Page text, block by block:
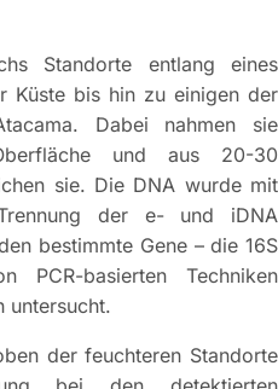
Standorte entlang eines
Küste bis hin zu einigen der
Dabei nahmen sie
und aus 20-30
sie. Die DNA wurde mit
der e- und iDNA
bestimmte Gene – die 16S
basierten Techniken
untersucht.
der feuchteren Standorte